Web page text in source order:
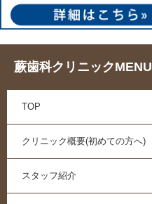
蕨歯科クリニックMENU
TOP
クリニック概要(初めての方へ)
スタッフ紹介